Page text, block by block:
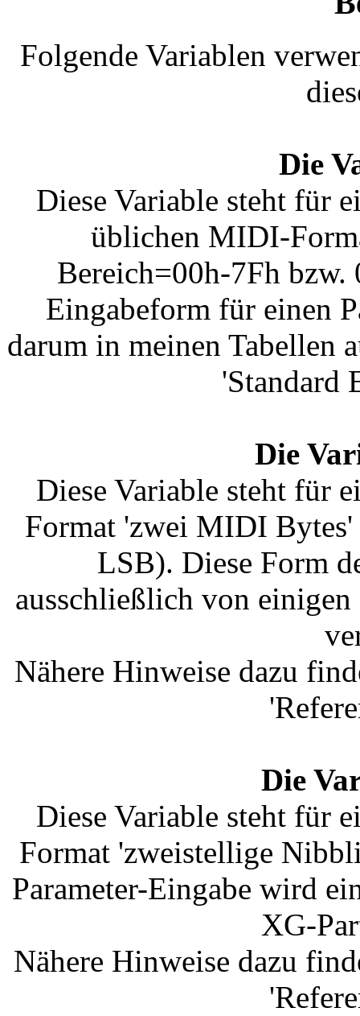
Folgende Variablen
Die
Diese Variable steht für
üblichen MIDI-
Bereich=00h-7Fh
Eingabeform für einen
darum in meinen Tabellen
'Standard
Die
Diese Variable steht für
Format 'zwei MIDI
LSB). Diese Form
ausschließlich von
Nähere Hinweise dazu
Die
Diese Variable steht für
Format 'zweistellige
Parameter-Eingabe wird
XG-
Nähere Hinweise dazu